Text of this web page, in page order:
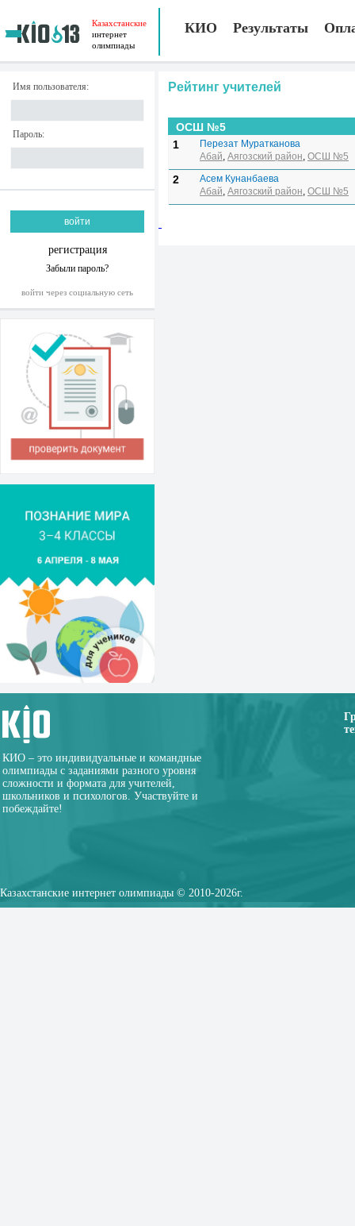
Казахстанские
интернет
олимпиады
КИО Результаты
Имя пользователя:
Пароль:
регистрация
Забыли пароль?
войти через социальную сеть
Рейтинг учителей
ОСШ №5
1
Перезат Муратканова
Абай, Аягозский район, ОСШ №5
2
Асем Кунанбаева
Абай, Аягозский район, ОСШ №5
КИО – это индивидуальные и командные
олимпиады с заданиями разного уровня
сложности и формата для учителей,
школьников и психологов. Участвуйте и
побеждайте!
Казахстанские интернет олимпиады © 2010-2026г.